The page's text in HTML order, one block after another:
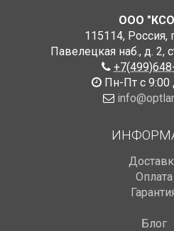
ООО
115114, Россия,
Павелецкая наб., д. 2,
Пн-Пт с 9:00
Оплата
Блог